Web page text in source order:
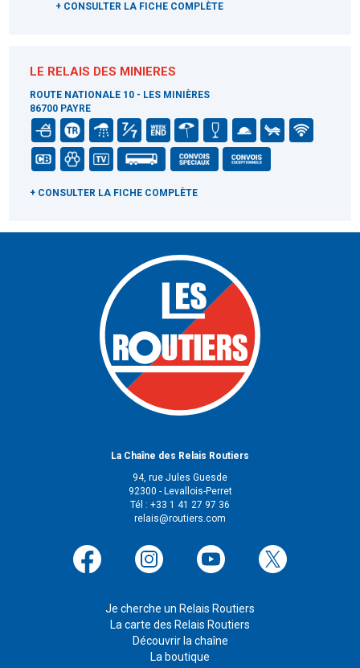
+ CONSULTER LA FICHE COMPLÈTE
LE RELAIS DES MINIERES
ROUTE NATIONALE 10 - LES MINIÈRES
86700 PAYRE
+ CONSULTER LA FICHE COMPLÈTE
La Chaîne des Relais Routiers
94, rue Jules Guesde
92300 - Levallois-Perret
Tél : +33 1 41 27 97 36
relais@routiers.com
Je cherche un Relais Routiers
La carte des Relais Routiers
Découvrir la chaîne
La boutique